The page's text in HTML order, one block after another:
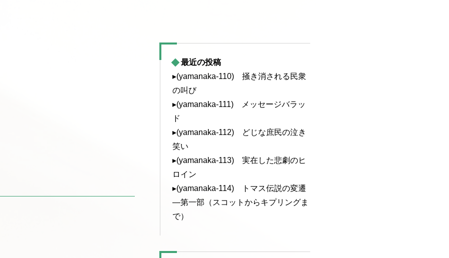
最近の投稿
▸(yamanaka-110) 掻き消される民衆
の叫び
▸(yamanaka-111) メッセージバラッ
ド
▸(yamanaka-112) どじな庶民の泣き
笑い
▸(yamanaka-113) 実在した悲劇のヒ
ロイン
▸(yamanaka-114) トマス伝説の変遷
—第一部（スコットからキプリングま
で）